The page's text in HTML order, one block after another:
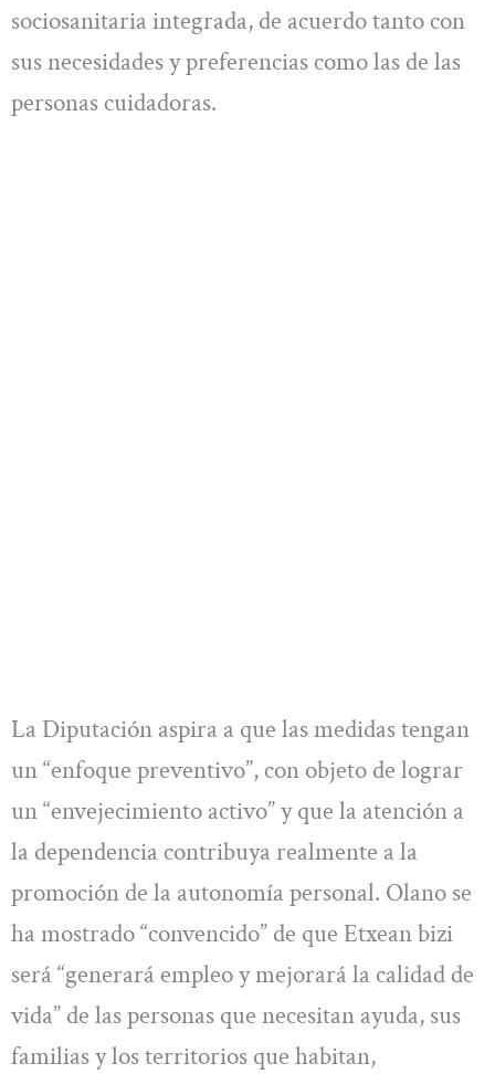
sociosanitaria integrada, de acuerdo tanto con
sus necesidades y preferencias como las de las
personas cuidadoras.
La Diputación aspira a que las medidas tengan
un “enfoque preventivo”, con objeto de lograr
un “envejecimiento activo” y que la atención a
la dependencia contribuya realmente a la
promoción de la autonomía personal. Olano se
ha mostrado “convencido” de que Etxean bizi
será “generará empleo y mejorará la calidad de
vida” de las personas que necesitan ayuda, sus
familias y los territorios que habitan,